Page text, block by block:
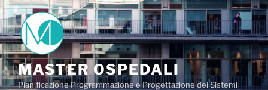
MASTER OSPEDALI
Pianificazione Programmazione e Progettazione dei Sistemi